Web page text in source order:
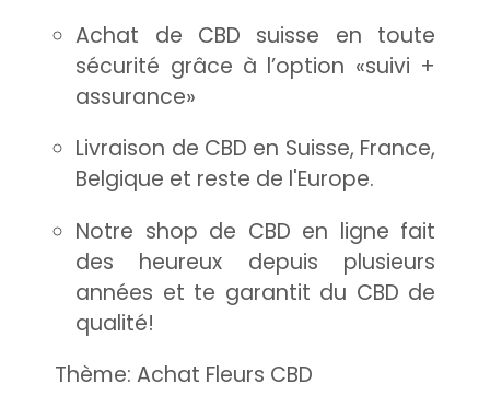
Achat de CBD suisse en toute
sécurité grâce à l’option «suivi +
assurance»
Livraison de CBD en Suisse, France,
Belgique et reste de l'Europe.
Notre shop de CBD en ligne fait
des heureux depuis plusieurs
années et te garantit du CBD de
qualité!
Thème: Achat Fleurs CBD